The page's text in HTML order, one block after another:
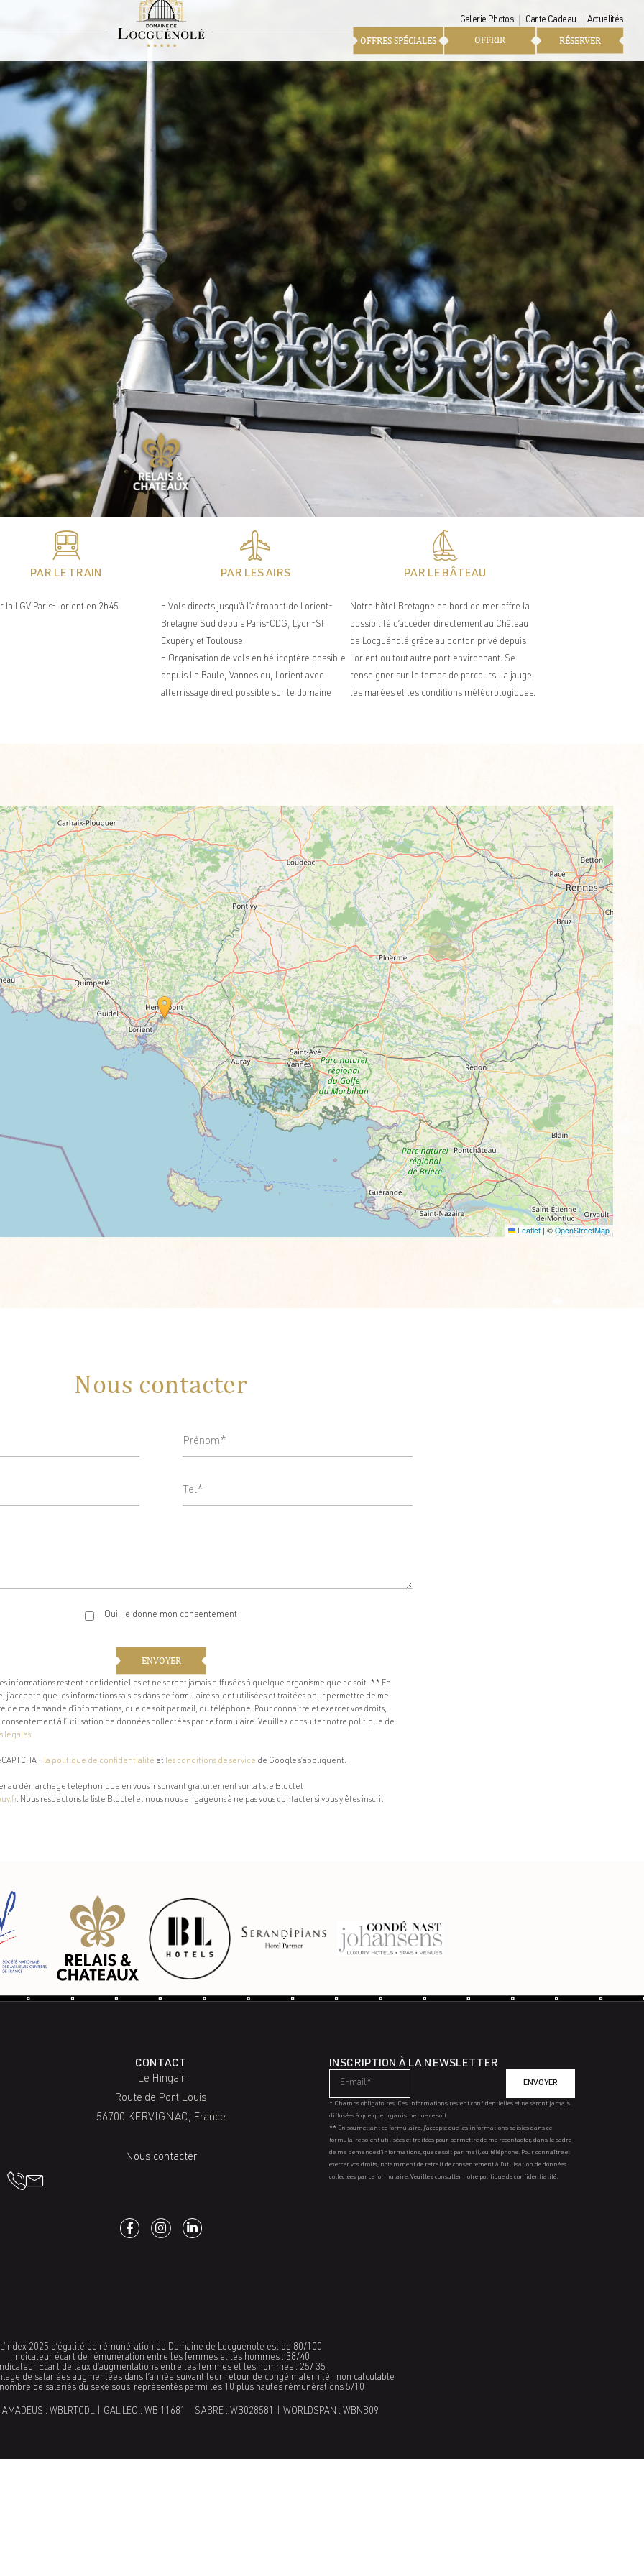
Galerie Photos Carte Cadeau Actualités
RÉSERVER
OFFRIR
OFFRES SPÉCIALES
Accès & Contact
Hôtel Bretagne en bord de mer
Venir au Château
L'établissement est idéalement situé entre Vannes et
Quimper, à 3 minutes de voiture de la N165 qui est l'artère
routière principale du département.
PAR LE TRAIN
la LGV Paris-Lorient en 2h45
PAR LES AIRS
– Vols directs jusqu’à l’aéroport de Lorient-
Bretagne Sud depuis Paris-CDG, Lyon-St
Exupéry et Toulouse
– Organisation de vols en hélicoptère possible
depuis La Baule, Vannes ou, Lorient avec
atterrissage direct possible sur le domaine
PAR LE BÂTEAU
Notre hôtel Bretagne en bord de mer offre la
possibilité d’accéder directement au Château
de Locguénolé grâce au ponton privé depuis
Lorient ou tout autre port environnant. Se
renseigner sur le temps de parcours, la jauge,
les marées et les conditions météorologiques.
Leaflet | ©OpenStreetMap
Nous contacter
Oui, je donne mon consentement
ENVOYER
informations restent confidentielles et ne seront jamais diffusées à quelque organisme que ce soit. ** En
j’accepte que les informations saisies dans ce formulaire soient utilisées et traitées pour permettre de me
de ma demande d’informations, que ce soit par mail, ou téléphone. Pour connaître et exercer vos droits,
à l’utilisation de données collectées par ce formulaire. Veuillez consulter notre politique de
légales
– la politique de confidentialité et les conditions de service de Google s’appliquent.
au démarchage téléphonique en vous inscrivant gratuitement sur la liste Bloctel
. Nous respectons la liste Bloctel et nous nous engageons à ne pas vous contacter si vous y êtes inscrit.
CONTACT
Le Hingair
Route de Port Louis
56700 KERVIGNAC, France
Nous contacter
INSCRIPTION À LA NEWSLETTER
ENVOYER
* Champs obligatoires. Ces informations restent confidentielles et ne seront jamais
diffusées à quelque organisme que ce soit.
** En soumettant ce formulaire, j’accepte que les informations saisies dans ce
formulaire soient utilisées et traitées pour permettre de me recontacter, dans le cadre
de ma demande d’informations, que ce soit par mail, ou téléphone. Pour connaître et
exercer vos droits, notamment de retrait de consentement à l’utilisation de données
collectées par ce formulaire. Veuillez consulter notre politique de confidentialité.
L’index 2025 d’égalité de rémunération du Domaine de Locguenole est de 80/100
Indicateur écart de rémunération entre les femmes et les hommes : 38/40
Ecart de taux d’augmentations entre les femmes et les hommes : 25/ 35
de salariées augmentées dans l’année suivant leur retour de congé maternité : non calculable
de salariés du sexe sous-représentés parmi les 10 plus hautes rémunérations 5/10
: WBLRTCDL | GALILEO : WB 11681 | SABRE : WB028581 | WORLDSPAN : WBNB09